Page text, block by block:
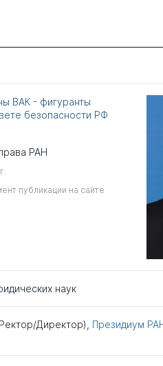
ВАК - фигуранты
безопасности РФ
РАН
публикации на сайте
наук
Директор), Президиум